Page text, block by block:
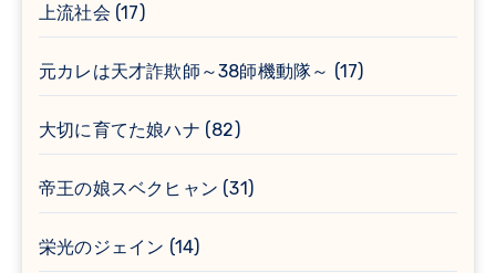
上流社会 (17)
元カレは天才詐欺師～38師機動隊～ (17)
大切に育てた娘ハナ (82)
帝王の娘スベクヒャン (31)
栄光のジェイン (14)